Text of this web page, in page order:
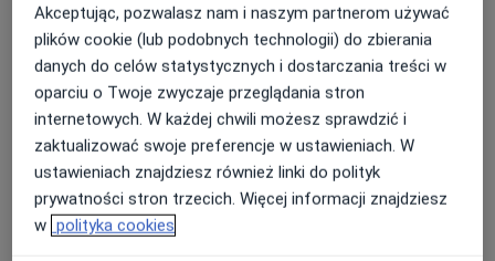
Adres 1 Adres 2 Adres 3 Adres 4 Adres 5
Powiększ mapę
Przychodnia Lekarska Medicus
Akceptując, pozwalasz nam i naszym partnerom używać
plików cookie (lub podobnych technologii) do zbierania
danych do celów statystycznych i dostarczania treści w
oparciu o Twoje zwyczaje przeglądania stron
internetowych. W każdej chwili możesz sprawdzić i
zaktualizować swoje preferencje w ustawieniach. W
ustawieniach znajdziesz również linki do polityk
prywatności stron trzecich. Więcej informacji znajdziesz
w polityka cookies